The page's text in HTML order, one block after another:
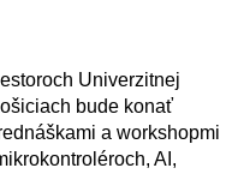
Univerzitnej
bude konať
a workshopmi
AI,